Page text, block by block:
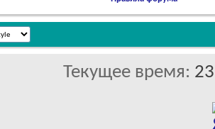
Текущее время: